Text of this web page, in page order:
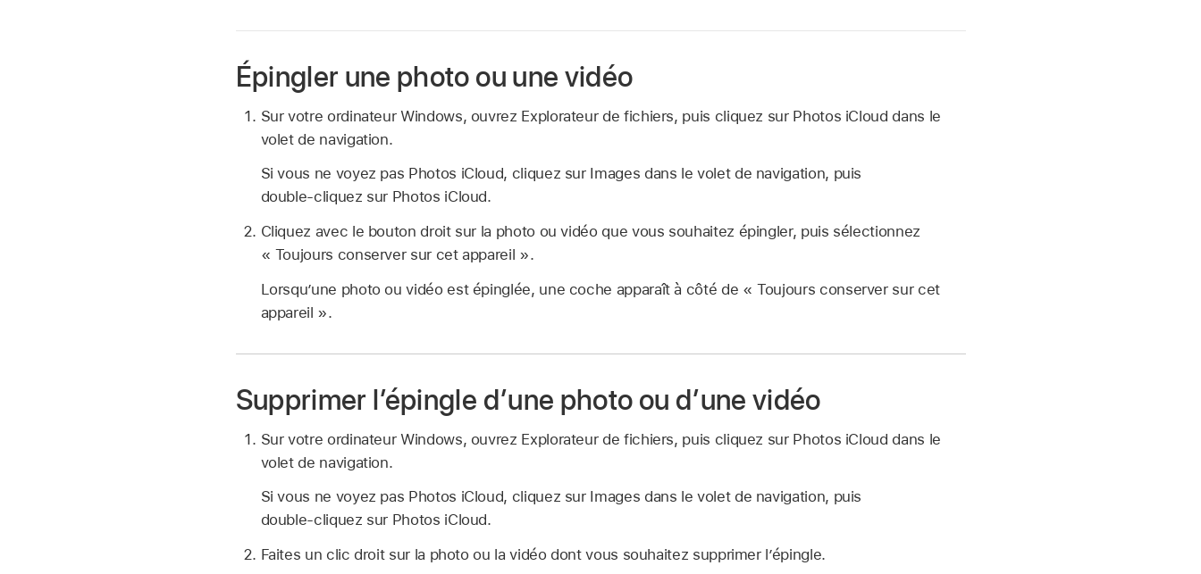
Épingler une photo ou une vidéo
Sur votre ordinateur Windows, ouvrez Explorateur de fichiers, puis cliquez sur Photos iCloud dans le
volet de navigation.
Si vous ne voyez pas Photos iCloud, cliquez sur Images dans le volet de navigation, puis
double‑cliquez sur Photos iCloud.
Cliquez avec le bouton droit sur la photo ou vidéo que vous souhaitez épingler, puis sélectionnez
« Toujours conserver sur cet appareil ».
Lorsqu’une photo ou vidéo est épinglée, une coche apparaît à côté de « Toujours conserver sur cet
appareil ».
Supprimer l’épingle d’une photo ou d’une vidéo
Sur votre ordinateur Windows, ouvrez Explorateur de fichiers, puis cliquez sur Photos iCloud dans le
volet de navigation.
Si vous ne voyez pas Photos iCloud, cliquez sur Images dans le volet de navigation, puis
double‑cliquez sur Photos iCloud.
Faites un clic droit sur la photo ou la vidéo dont vous souhaitez supprimer l’épingle.